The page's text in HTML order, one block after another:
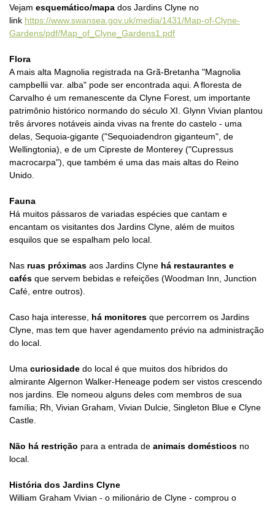
Vejam esquemático/mapa dos Jardins Clyne no
link https://www.swansea.gov.uk/media/1431/Map-of-Clyne-
Gardens/pdf/Map_of_Clyne_Gardens1.pdf
Flora
A mais alta Magnolia registrada na Grã-Bretanha "Magnolia
campbellii var. alba" pode ser encontrada aqui. A floresta de
Carvalho é um remanescente da Clyne Forest, um importante
patrimônio histórico normando do século XI. Glynn Vivian plantou
três árvores notáveis ​​ainda vivas na frente do castelo - uma
delas, Sequoia-gigante ("Sequoiadendron giganteum", de
Wellingtonia), e de um Cipreste de Monterey ("Cupressus
macrocarpa"), que também é uma das mais altas do Reino
Unido.
Fauna
Há muitos pássaros de variadas espécies que cantam e
encantam os visitantes dos Jardins Clyne, além de muitos
esquilos que se espalham pelo local.
Nas ruas próximas aos Jardins Clyne há restaurantes e
cafés que servem bebidas e refeições (Woodman Inn, Junction
Café, entre outros).
Caso haja interesse, há monitores que percorrem os Jardins
Clyne, mas tem que haver agendamento prévio na administração
do local.
Uma curiosidade do local é que muitos dos híbridos do
almirante Algernon Walker-Heneage podem ser vistos crescendo
nos jardins. Ele nomeou alguns deles com membros de sua
família; Rh, Vivian Graham, Vivian Dulcie, Singleton Blue e Clyne
Castle.
Não há restrição para a entrada de animais domésticos no
local.
História dos Jardins Clyne
William Graham Vivian - o milionário de Clyne - comprou o